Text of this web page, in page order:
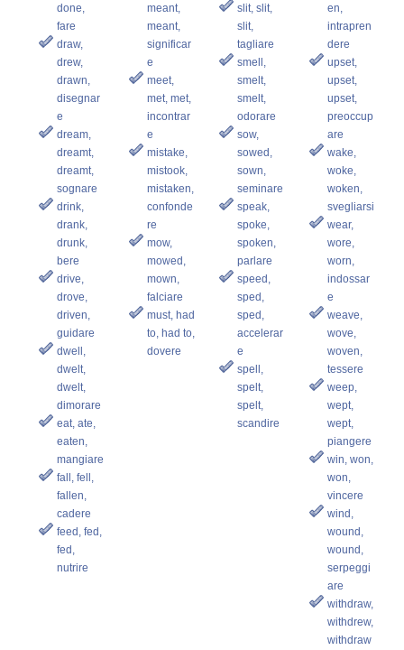
done,
fare
draw,
drew,
drawn,
disegnar
e
dream,
dreamt,
dreamt,
sognare
drink,
drank,
drunk,
bere
drive,
drove,
driven,
guidare
dwell,
dwelt,
dwelt,
dimorare
eat, ate,
eaten,
mangiare
fall, fell,
fallen,
cadere
feed, fed,
fed,
nutrire
meant,
meant,
significar
e
meet,
met, met,
incontrar
e
mistake,
mistook,
mistaken,
confonde
re
mow,
mowed,
mown,
falciare
must, had
to, had to,
dovere
slit, slit,
slit,
tagliare
smell,
smelt,
smelt,
odorare
sow,
sowed,
sown,
seminare
speak,
spoke,
spoken,
parlare
speed,
sped,
sped,
accelerar
e
spell,
spelt,
spelt,
scandire
en,
intrapren
dere
upset,
upset,
upset,
preoccup
are
wake,
woke,
woken,
svegliarsi
wear,
wore,
worn,
indossar
e
weave,
wove,
woven,
tessere
weep,
wept,
wept,
piangere
win, won,
won,
vincere
wind,
wound,
wound,
serpeggi
are
withdraw,
withdrew,
withdraw